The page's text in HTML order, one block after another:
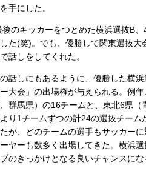
手にした。
のキッカーをつとめた横浜選抜B
た(笑)。でも、優勝して関東選抜
話しをしてくれた。
話しにもあるように、優勝した横
大会」の出場権が与えられる。例
群馬県）の16チームと、東北6県
り1チームずつの計24の選抜チー
が、どのチームの選手もサッカー
ヤーも数多く出場してきた。横浜
のきっかけとなる良いチャンスにな